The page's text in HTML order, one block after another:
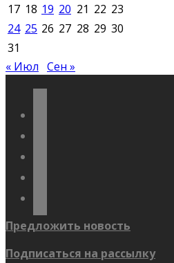
17 18 19 20 21 22 23
24 25 26 27 28 29 30
31
« Июл Сен »
Предложить новость
Подписаться на рассылку